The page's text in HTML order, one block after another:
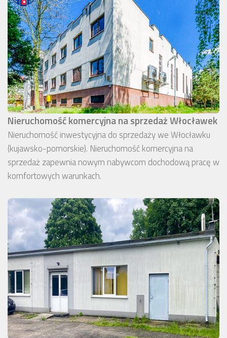
Nieruchomość komercyjna na sprzedaż Włocławek
Nieruchomość inwestycyjna do sprzedaży we Włocławku
(kujawsko-pomorskie). Nieruchomość komercyjna na
sprzedaż zapewnia nowym nabywcom dochodową pracę w
komfortowych warunkach.